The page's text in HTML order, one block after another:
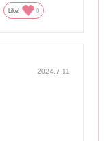
Like! 0
2024.7.11